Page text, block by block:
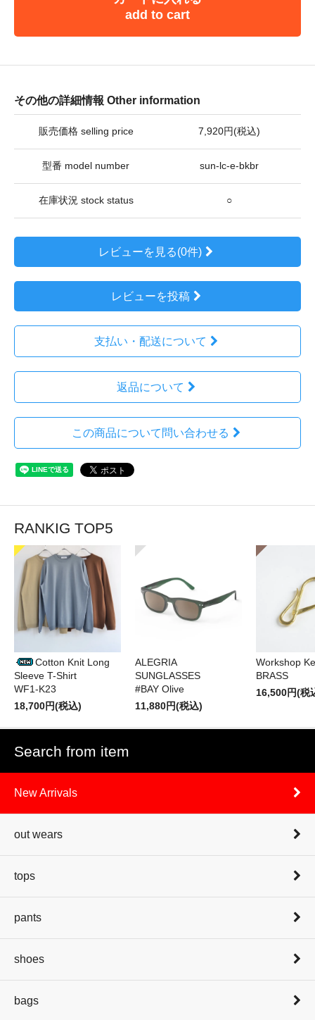
add to cart
その他の詳細情報 Other information
販売価格 selling price 7,920円(税込)
型番 model number sun-lc-e-bkbr
在庫状況 stock status ○
レビューを見る(0件)
レビューを投稿
支払い・配送について
返品について
この商品について問い合わせる
RANKIG TOP5
Cotton Knit Long
Sleeve T-Shirt
WF1-K23
18,700円(税込)
ALEGRIA
SUNGLASSES
#BAY Olive
11,880円(税込)
Workshop
BRASS
16,500円(税
Search from item
New Arrivals
out wears
tops
pants
shoes
bags